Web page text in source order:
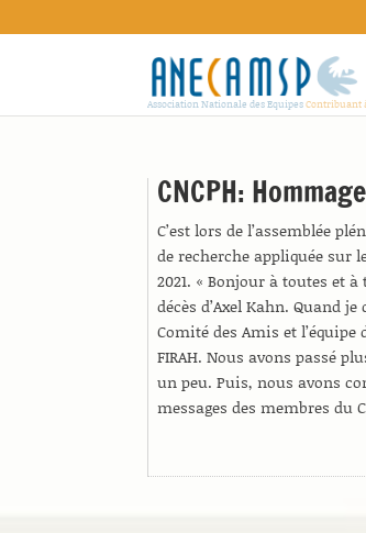
Association Nationale des EquipesContribuant
CNCPH:
C’est lors de l’assemblée
de recherche appliquée sur
2021. « Bonjour à toutes et
décès d’Axel Kahn. Quand
Comité des Amis et
FIRAH. Nous avons passé
un peu. Puis, nous avons
messages des membres du